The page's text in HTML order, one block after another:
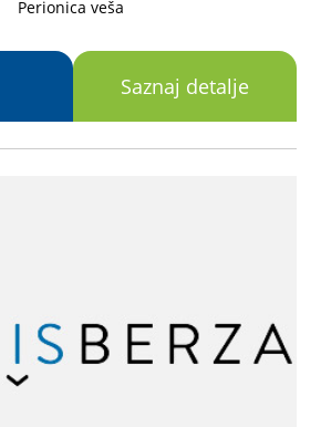
Perionica veša
Saznaj detalje